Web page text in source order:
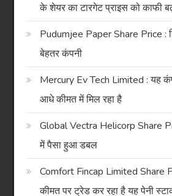
के शेयर का टारगेट प्राइस को काफी
Pudumjee Paper Share Price :
बेहतर कंपनी
Mercury Ev Tech Limited : यह
आधे कीमत में मिल रहा है
Global Vectra Helicorp Share
में पैसा हुआ डबल
Comfort Fincap Limited Share
कीमत पर ट्रेड कर रहा है यह पेनी